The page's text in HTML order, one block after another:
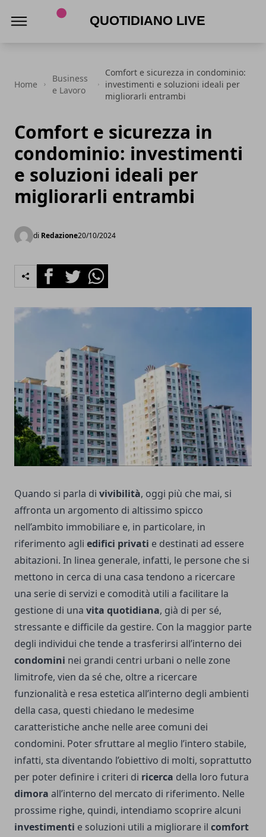
Home
Business
e Lavoro
Comfort e sicurezza in condominio:
investimenti e soluzioni ideali per
migliorarli entrambi
Comfort e sicurezza in
condominio: investimenti
e soluzioni ideali per
migliorarli entrambi
di Redazione20/10/2024
FacebookTwitterWhatsapp
Quando si parla di vivibilità, oggi più che mai, si
affronta un argomento di altissimo spicco
nell’ambito immobiliare e, in particolare, in
riferimento agli edifici privati e destinati ad essere
abitazioni. In linea generale, infatti, le persone che si
mettono in cerca di una casa tendono a ricercare
una serie di servizi e comodità utili a facilitare la
gestione di una vita quotidiana, già di per sé,
stressante e difficile da gestire. Con la maggior parte
degli individui che tende a trasferirsi all’interno dei
condomini nei grandi centri urbani o nelle zone
limitrofe, vien da sé che, oltre a ricercare
funzionalità e resa estetica all’interno degli ambienti
della casa, questi chiedano le medesime
caratteristiche anche nelle aree comuni dei
condomini. Poter sfruttare al meglio l’intero stabile,
infatti, sta diventando l’obiettivo di molti, soprattutto
per poter definire i criteri di ricerca della loro futura
dimora all’interno del mercato di riferimento. Nelle
prossime righe, quindi, intendiamo scoprire alcuni
investimenti e soluzioni utili a migliorare il comfort